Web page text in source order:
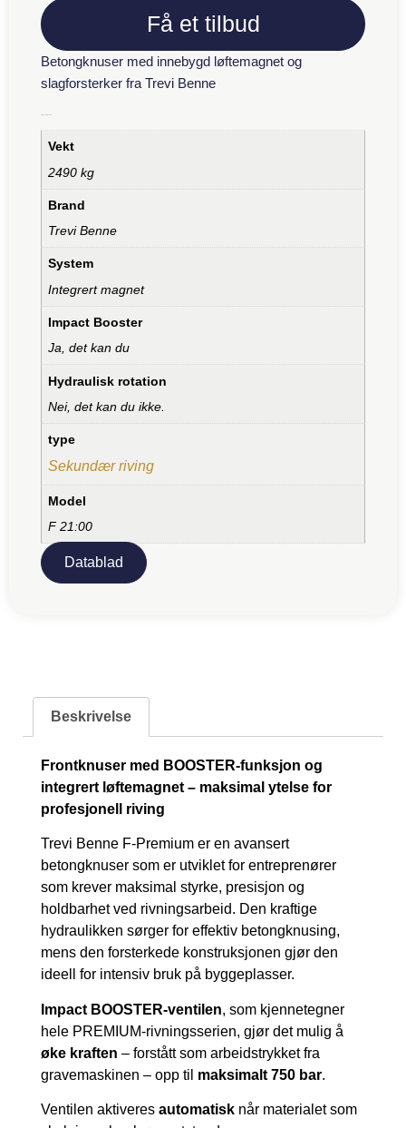
Få et tilbud
Betongknuser med innebygd løftemagnet og
slagforsterker fra Trevi Benne
Vekt
2490 kg
Brand
Trevi Benne
System
Integrert magnet
Impact Booster
Ja, det kan du
Hydraulisk rotation
Nei, det kan du ikke.
type
Sekundær riving
Model
F 21:00
Datablad
Beskrivelse
Frontknuser med BOOSTER-funksjon og
integrert løftemagnet – maksimal ytelse for
profesjonell riving
Trevi Benne F-Premium er en avansert
betongknuser som er utviklet for entreprenører
som krever maksimal styrke, presisjon og
holdbarhet ved rivningsarbeid. Den kraftige
hydraulikken sørger for effektiv betongknusing,
mens den forsterkede konstruksjonen gjør den
ideell for intensiv bruk på byggeplasser.
Impact BOOSTER-ventilen, som kjennetegner
hele PREMIUM-rivningsserien, gjør det mulig å
øke kraften – forstått som arbeidstrykket fra
gravemaskinen – opp til maksimalt 750 bar.
Ventilen aktiveres automatisk når materialet som